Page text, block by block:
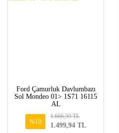
Ford Çamurluk Davlumbazı
Sol Mondeo 01> 1S71 16115
AL
%10
1.499,94 TL
1.666,59 TL